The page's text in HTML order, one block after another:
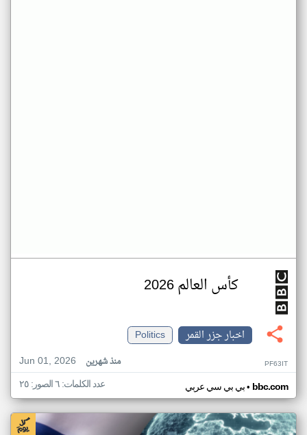
كأس العالم 2026
اخبار جزر القمر
Politics
Jun 01, 2026
منذ شهرين PF63IT
بي بي سي عربي• bbc.com عدد الكلمات: ٦ الصور: ٢٥